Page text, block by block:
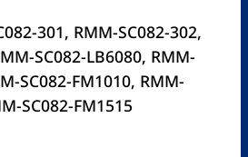
301, RMM-SC082-302,
SC082-LB6080, RMM-
SC082-FM1010, RMM-
SC082-FM1515